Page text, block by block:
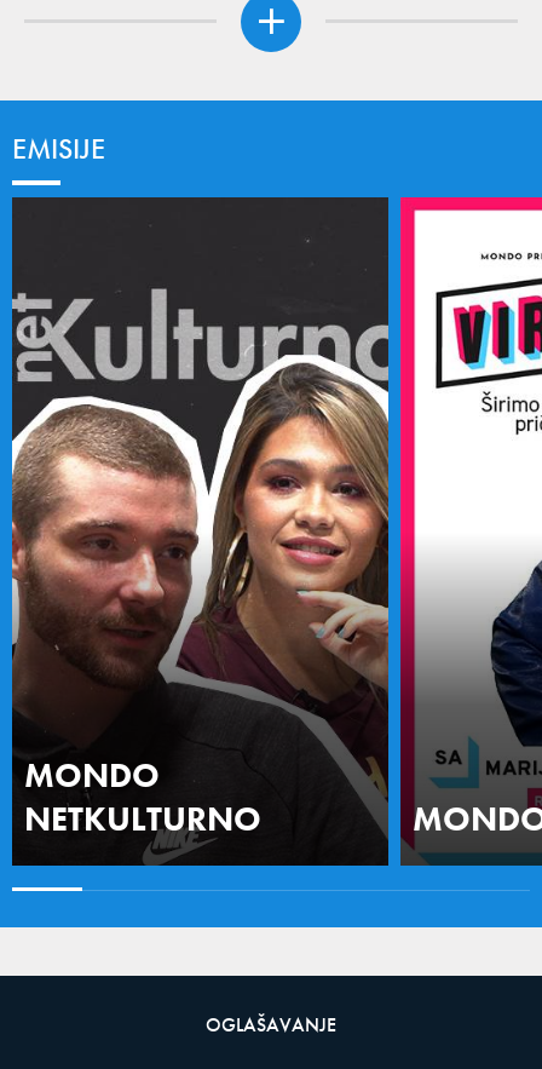
EMISIJE
MONDO
NETKULTURNO
OGLAŠAVANJE